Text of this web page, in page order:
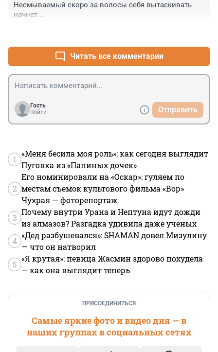
Несмываемый скоро за волосы себя вытаскивать
начнет....
Читать все комментарии
Гость
Войти
Отправить
1
«Меня бесила моя роль»: как сегодня выглядит
Пуговка из «Папиных дочек»
2
Его номинировали на «Оскар»: гуляем по
местам съемок культового фильма «Вор»
Чухрая — фоторепортаж
3
Почему внутри Урана и Нептуна идут дожди
из алмазов? Разгадка удивила даже ученых
4
«Дед разбушевался»: SHAMAN довел Мизулину
— что он натворил
5
«Я крутая»: певица Жасмин здорово похудела
— как она выглядит теперь
ПРИСОЕДИНИТЬСЯ
Самые яркие фото и видео дня — в
наших группах в социальных сетях